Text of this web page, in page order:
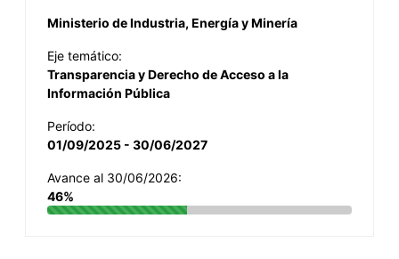
Ministerio de Industria, Energía y Minería
Eje temático:
Transparencia y Derecho de Acceso a la
Información Pública
Período:
01/09/2025 - 30/06/2027
Avance al 30/06/2026:
46%